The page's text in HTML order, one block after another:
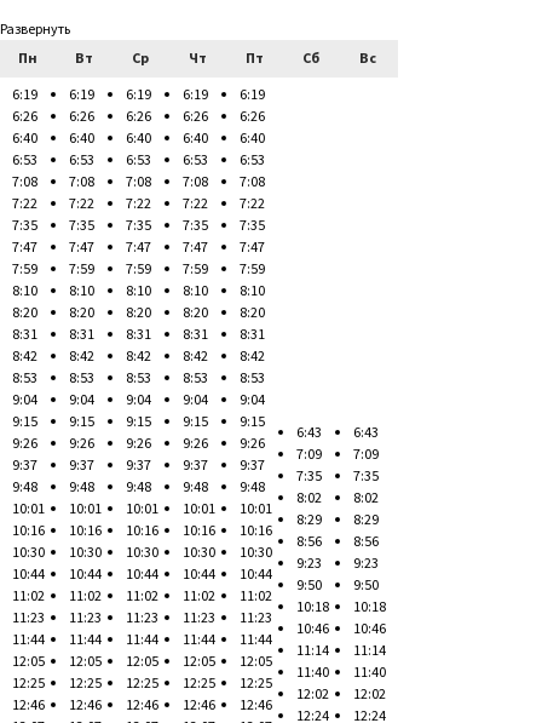
Развернуть
Пн
Вт Ср Чт Пт Сб
Вс
6:19
6:26
6:40
6:53
7:08
7:22
7:35
7:47
7:59
8:10
8:20
8:31
8:42
8:53
9:04
9:15
9:26
9:37
9:48
10:01
10:16
10:30
10:44
11:02
11:23
11:44
12:05
12:25
12:46
6:19
6:26
6:40
6:53
7:08
7:22
7:35
7:47
7:59
8:10
8:20
8:31
8:42
8:53
9:04
9:15
9:26
9:37
9:48
10:01
10:16
10:30
10:44
11:02
11:23
11:44
12:05
12:25
12:46
6:19
6:26
6:40
6:53
7:08
7:22
7:35
7:47
7:59
8:10
8:20
8:31
8:42
8:53
9:04
9:15
9:26
9:37
9:48
10:01
10:16
10:30
10:44
11:02
11:23
11:44
12:05
12:25
12:46
6:19
6:26
6:40
6:53
7:08
7:22
7:35
7:47
7:59
8:10
8:20
8:31
8:42
8:53
9:04
9:15
9:26
9:37
9:48
10:01
10:16
10:30
10:44
11:02
11:23
11:44
12:05
12:25
12:46
6:19
6:26
6:40
6:53
7:08
7:22
7:35
7:47
7:59
8:10
8:20
8:31
8:42
8:53
9:04
9:15
9:26
9:37
9:48
10:01
10:16
10:30
10:44
11:02
11:23
11:44
12:05
12:25
12:46
6:43
7:09
7:35
8:02
8:29
8:56
9:23
9:50
10:18
10:46
11:14
11:40
12:02
12:24
6:43
7:09
7:35
8:02
8:29
8:56
9:23
9:50
10:18
10:46
11:14
11:40
12:02
12:24